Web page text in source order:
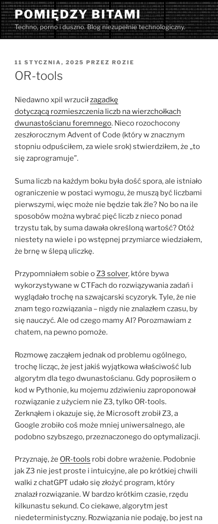
Przejdź
do
treści
POMIĘDZY BITAMI
Techno, porno i duszno. Blog niezupełnie technologiczny.
OPUBLIKOWANE
W
11 STYCZNIA, 2025 PRZEZ ROZIE
OR-tools
Niedawno xpil wrzuciłzagadkę
dotyczącą rozmieszczenia liczb na wierzchołkach
dwunastościanu foremnego. Nieco rozochocony
zeszłorocznym Advent of Code (który w znacznym
stopniu odpuściłem, za wiele srok) stwierdziłem, że „to
się zaprogramuje”.
Suma liczb na każdym boku była dość spora, ale istniało
ograniczenie w postaci wymogu, że muszą być liczbami
pierwszymi, więc może nie będzie tak źle? No bo na ile
sposobów można wybrać pięć liczb z nieco ponad
trzystu tak, by suma dawała określoną wartość? Otóż
niestety na wiele i po wstępnej przymiarce wiedziałem,
że brnę w ślepą uliczkę.
Przypomniałem sobie oZ3 solver, które bywa
wykorzystywane w CTFach do rozwiązywania zadań i
wyglądało trochę na szwajcarski scyzoryk. Tyle, że nie
znam tego rozwiązania – nigdy nie znalazłem czasu, by
się nauczyć. Ale od czego mamy AI? Porozmawiam z
chatem, na pewno pomoże.
Rozmowę zacząłem jednak od problemu ogólnego,
trochę licząc, że jest jakiś wyjątkowa właściwość lub
algorytm dla tego dwunastościanu. Gdy poprosiłem o
kod w Pythonie, ku mojemu zdziwieniu zaproponował
rozwiązanie z użyciem nie Z3, tylko OR-tools.
Zerknąłem i okazuje się, że Microsoft zrobił Z3, a
Google zrobiło coś może mniej uniwersalnego, ale
podobno szybszego, przeznaczonego do optymalizacji.
Przyznaję, że OR-tools robi dobre wrażenie. Podobnie
jak Z3 nie jest proste i intuicyjne, ale po krótkiej chwili
walki z chatGPT udało się złożyć program, który
znalazł rozwiązanie. W bardzo krótkim czasie, rzędu
kilkunastu sekund. Co ciekawe, algorytm jest
niedeterministyczny. Rozwiązania nie podaję, bo jest na